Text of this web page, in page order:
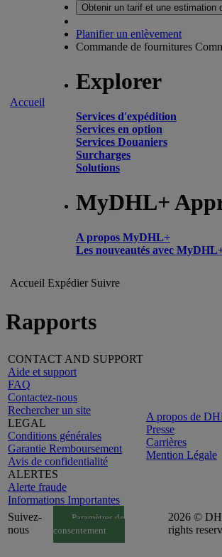
Accueil
Obtenir un tarif et une estimation
Planifier un enlèvement
Commande de fournitures
Explorer
Services d'expédition
Services en option
Services Douaniers
Surcharges
Solutions
MyDHL+
A propos MyDHL+
Les nouveautés avec
Accueil Expédier Suivre
Rapports
CONTACT AND SUPPORT
Aide et support
FAQ
Contactez-nous
Rechercher un site
LEGAL
Conditions générales
Garantie Remboursement
Avis de confidentialité
ALERTES
Alerte fraude
Informations Importantes
A propos de
Presse
Carrières
Mention Légale
Suivez-
nous
Paramètres de
consentement
2026 ©
rights